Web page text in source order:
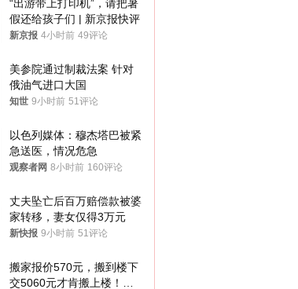
“出游带上打印机”，请把暑
假还给孩子们 | 新京报快评
新京报 4小时前 49评论
美参院通过制裁法案 针对
俄油气进口大国
知世 9小时前 51评论
以色列媒体：穆杰塔巴被紧
急送医，情况危急
观察者网 8小时前 160评论
丈夫坠亡后百万赔偿款被婆
家转移，妻女仅得3万元
新快报 9小时前 51评论
搬家报价570元，搬到楼下
交5060元才肯搬上楼！女